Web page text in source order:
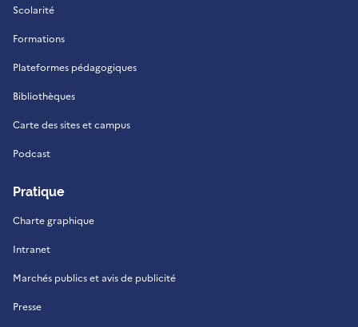
Scolarité
Formations
Plateformes pédagogiques
Bibliothèques
Carte des sites et campus
Podcast
Pratique
Charte graphique
Intranet
Marchés publics et avis de publicité
Presse